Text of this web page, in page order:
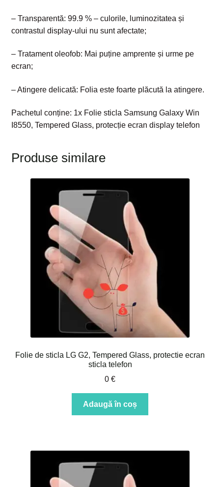
– Transparentă: 99.9 % – culorile, luminozitatea și
contrastul display-ului nu sunt afectate;
– Tratament oleofob: Mai puține amprente și urme pe
ecran;
– Atingere delicată: Folia este foarte plăcută la atingere.
Pachetul conține: 1x Folie sticla Samsung Galaxy Win
I8550, Tempered Glass, protecție ecran display telefon
Produse similare
Folie de sticla LG G2, Tempered Glass, protectie ecran
sticla telefon
0 €
Adaugă în coș